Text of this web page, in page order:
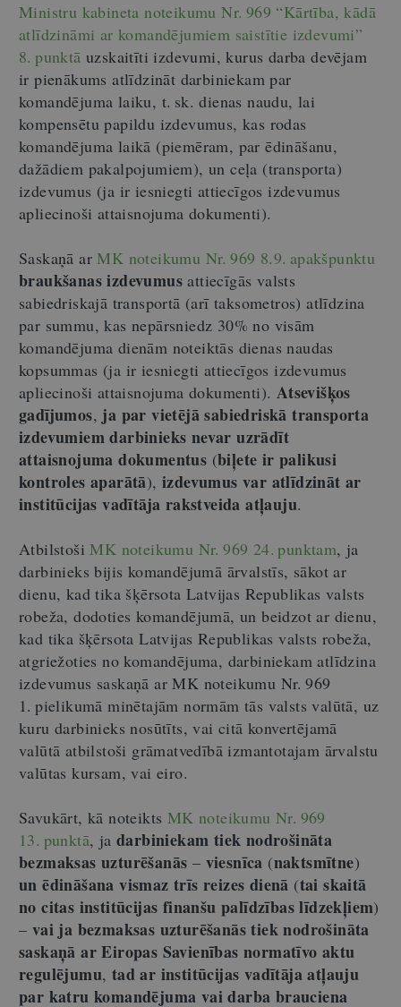
Ministru kabineta noteikumu Nr. 969 “Kārtība, kādā
atlīdzināmi ar komandējumiem saistītie izdevumi”
8. punktā uzskaitīti izdevumi, kurus darba devējam
ir pienākums atlīdzināt darbiniekam par
komandējuma laiku, t. sk. dienas naudu, lai
kompensētu papildu izdevumus, kas rodas
komandējuma laikā (piemēram, par ēdināšanu,
dažādiem pakalpojumiem), un ceļa (transporta)
izdevumus (ja ir iesniegti attiecīgos izdevumus
apliecinoši attaisnojuma dokumenti).
Saskaņā arMK noteikumu Nr. 969 8.9. apakšpunktu
braukšanas izdevumus attiecīgās valsts
sabiedriskajā transportā (arī taksometros) atlīdzina
par summu, kas nepārsniedz 30% no visām
komandējuma dienām noteiktās dienas naudas
kopsummas (ja ir iesniegti attiecīgos izdevumus
apliecinoši attaisnojuma dokumenti). Atsevišķos
gadījumos, ja par vietējā sabiedriskā transporta
izdevumiem darbinieks nevar uzrādīt
attaisnojuma dokumentus (biļete ir palikusi
kontroles aparātā), izdevumus var atlīdzināt ar
institūcijas vadītāja rakstveida atļauju.
AtbilstošiMK noteikumu Nr. 969 24. punktam, ja
darbinieks bijis komandējumā ārvalstīs, sākot ar
dienu, kad tika šķērsota Latvijas Republikas valsts
robeža, dodoties komandējumā, un beidzot ar dienu,
kad tika šķērsota Latvijas Republikas valsts robeža,
atgriežoties no komandējuma, darbiniekam atlīdzina
izdevumus saskaņā ar MK noteikumu Nr. 969
1. pielikumā minētajām normām tās valsts valūtā, uz
kuru darbinieks nosūtīts, vai citā konvertējamā
valūtā atbilstoši grāmatvedībā izmantotajam ārvalstu
valūtas kursam, vai eiro.
Savukārt, kā noteikts MK noteikumu Nr. 969
13. punktā, jadarbiniekam tiek nodrošināta
bezmaksas uzturēšanās – viesnīca (naktsmītne)
un ēdināšana vismaz trīs reizes dienā (tai skaitā
no citas institūcijas finanšu palīdzības līdzekļiem)
– vai ja bezmaksas uzturēšanās tiek nodrošināta
saskaņā ar Eiropas Savienības normatīvo aktu
regulējumu, tad ar institūcijas vadītāja atļauju
par katru komandējuma vai darba brauciena